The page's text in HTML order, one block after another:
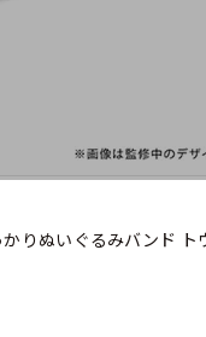
りぬいぐるみバンド ト